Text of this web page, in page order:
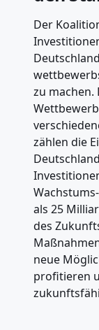
Der
zu machen.
zählen die
als 25
des
neue
profitieren